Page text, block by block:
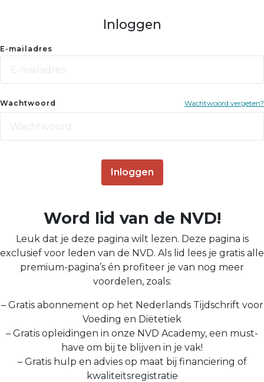
Inloggen
E-mailadres
Wachtwoord Wachtwoord vergeten?
Inloggen
Word lid van de NVD!
Leuk dat je deze pagina wilt lezen. Deze pagina is
exclusief voor leden van de NVD. Als lid lees je gratis alle
premium-pagina’s én profiteer je van nog meer
voordelen, zoals:
– Gratis abonnement op het Nederlands Tijdschrift voor
Voeding en Diëtetiek
– Gratis opleidingen in onze NVD Academy, een must-
have om bij te blijven in je vak!
– Gratis hulp en advies op maat bij financiering of
kwaliteitsregistratie